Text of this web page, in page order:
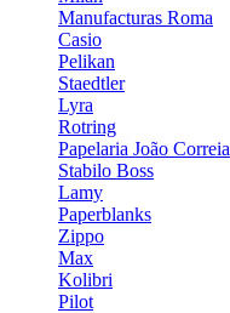
Manufacturas Roma
Casio
Pelikan
Staedtler
Lyra
Rotring
Papelaria João Correia
Stabilo Boss
Lamy
Paperblanks
Zippo
Max
Kolibri
Pilot